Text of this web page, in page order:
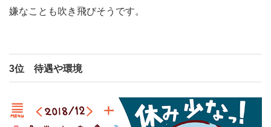
嫌なことも吹き飛びそうです。
3位 待遇や環境